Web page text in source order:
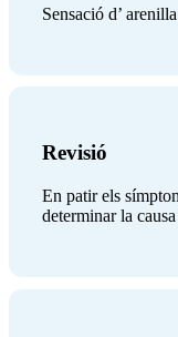
Sensació d’
Revisió
En patir els
determinar la